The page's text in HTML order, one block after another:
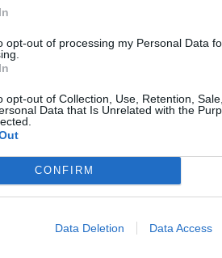
opt-out of processing my Personal Data
opt-out of Collection, Use, Retention,
Data that Is Unrelated with the
CONFIRM
Data Deletion Data Access
„ArtVilnius‘25“
žvilgsniai į ekspoziciją
Kultūra